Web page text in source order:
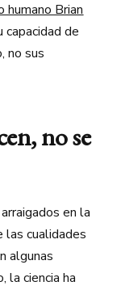
Brian
capacidad de
no sus
no se
en la
las cualidades
algunas
la ciencia ha